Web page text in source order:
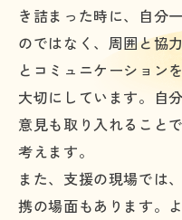
き詰まった時に、自分
のではなく、周囲と協
とコミュニケーション
大切にしています。自
意見も取り入れること
考えます。
また、支援の現場では
携の場面もあります。